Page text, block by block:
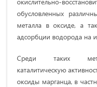
окислительно-
обусловленных
металла в оксиде, а
адсорбции водорода на
Среди таких
каталитическую
оксиды марганца, в